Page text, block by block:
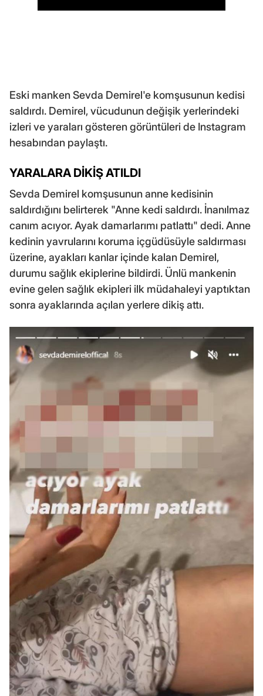
Eski manken Sevda Demirel'e komşusunun kedisi
saldırdı. Demirel, vücudunun değişik yerlerindeki
izleri ve yaraları gösteren görüntüleri de Instagram
hesabından paylaştı.
YARALARA DİKİŞ ATILDI
Sevda Demirel komşusunun anne kedisinin
saldırdığını belirterek "Anne kedi saldırdı. İnanılmaz
canım acıyor. Ayak damarlarımı patlattı" dedi. Anne
kedinin yavrularını koruma içgüdüsüyle saldırması
üzerine, ayakları kanlar içinde kalan Demirel,
durumu sağlık ekiplerine bildirdi. Ünlü mankenin
evine gelen sağlık ekipleri ilk müdahaleyi yaptıktan
sonra ayaklarında açılan yerlere dikiş attı.